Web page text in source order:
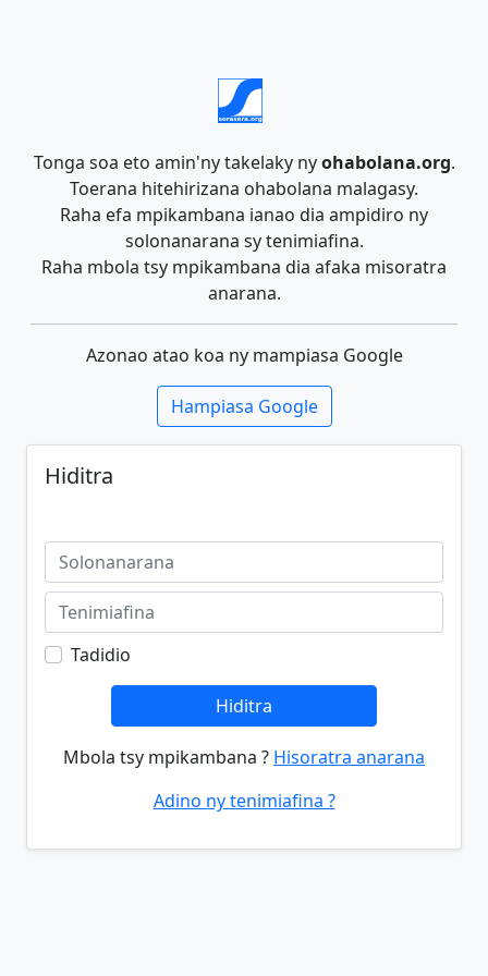
Tonga soa eto amin'ny takelaky nyohabolana.org.
Toerana hitehirizana ohabolana malagasy.
Raha efa mpikambana ianao dia ampidiro ny
solonanarana sy tenimiafina.
Raha mbola tsy mpikambana dia afaka misoratra
anarana.
Azonao atao koa ny mampiasa Google
Hampiasa Google
Hiditra
Tadidio
Hiditra
Mbola tsy mpikambana ? Hisoratra anarana
Adino ny tenimiafina ?